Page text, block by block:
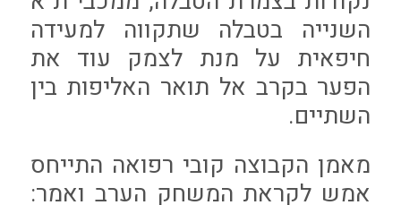
השנייה בטבלה שתקווה למעידה
חיפאית על מנת לצמק עוד את
הפער בקרב אל תואר האליפות בין
השתיים.
מאמן הקבוצה קובי רפואה התייחס
אמש לקראת המשחק הערב ואמר: